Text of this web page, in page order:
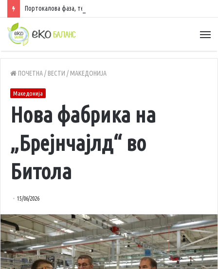
Портокалова фаза, температури до 40 степени
ПОЧЕТНА/ ВЕСТИ / МАКЕДОНИЈА
Македонија
Нова фабрика на
„Брејнчајлд“ во
Битола
15/06/2026